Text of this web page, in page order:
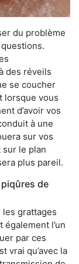
du problème
des réveils
se coucher
lorsque vous
d’avoir vos
à une
sur vos
le plan
plus pareil.
de
les grattages
l’un
par ces
vrai qu’avec la